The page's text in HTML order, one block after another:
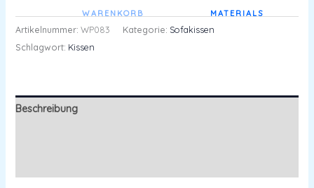
WARENKORB MATERIALS
Artikelnummer: WP083 Kategorie: Sofakissen
Schlagwort: Kissen
Beschreibung